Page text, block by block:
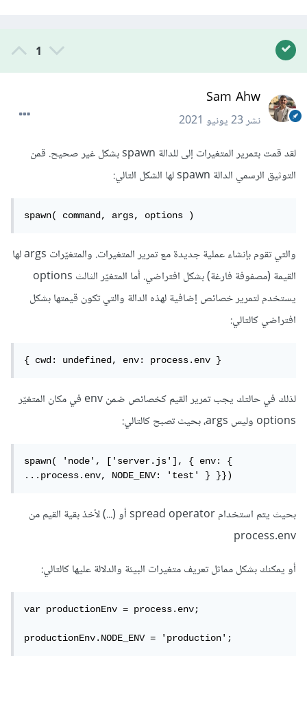
1
Sam Ahw
نشر23 يونيو 2021
لقد قمت بتمرير المتغيرات إلى للدالة spawn بشكل غير صحيح. قمن
التوثيق الرسمي الدالة spawn لها الشكل التالي:
spawn( command, args, options )
والتي تقوم بإنشاء عملية جديدة مع تمرير المتغيرات. والمتغيّرات args لها
القيمة (مصفوفة فارغة) بشكل افتراضي. أما المتغيّر الثالث options
يستخدم لتمرير خصائص إضافية لهذه الدالة والتي تكون قيمتها بشكل
افتراضي كالتالي:
{ cwd: undefined, env: process.env }
لذلك في حالتك يجب تمرير القيم كخصائص ضمن env في مكان المتغيّر
options وليس args، بحيث تصبح كالتالي:
spawn( 'node', ['server.js'], { env: {
...process.env, NODE_ENV: 'test' } }})
بحيث يتم استخدام spread operator أو (...) لأخذ بقية القيم من
process.env
أو يمكنك بشكل مماثل تعريف متغيرات البيئة والدلالة عليها كالتالي:
var productionEnv = process.env;
productionEnv.NODE_ENV = 'production';